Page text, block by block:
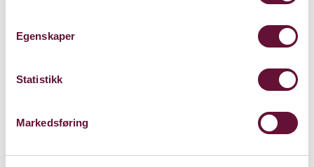
Egenskaper
Statistikk
Markedsføring
Pris: 0 - 300